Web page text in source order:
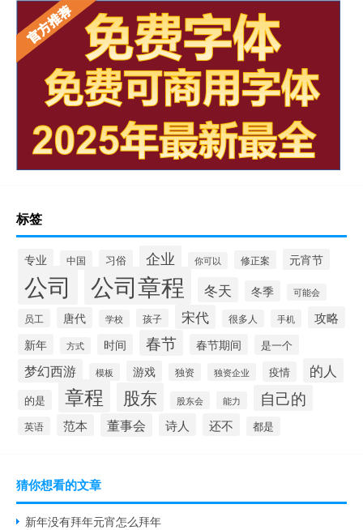
标签
专业 中国 习俗 企业 你可以 修正案 元宵节
公司 公司章程 冬天 冬季 可能会
员工 唐代 学校 孩子 宋代 很多人 手机 攻略
新年 方式 时间 春节 春节期间 是一个
梦幻西游 模板 游戏 独资 独资企业 疫情 的人
的是 章程 股东 股东会 能力 自己的
英语 范本 董事会 诗人 还不 都是
猜你想看的文章
新年没有拜年元宵怎么拜年